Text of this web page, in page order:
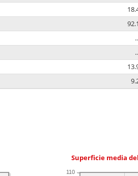
92.1
Superficie media
110